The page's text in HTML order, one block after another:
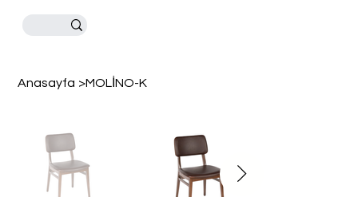
Anasayfa >MOLİNO-K